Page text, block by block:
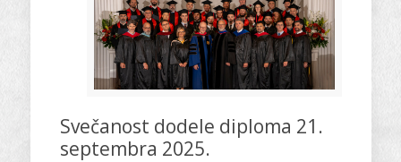
Svečanost dodele diploma 21.
septembra 2025.